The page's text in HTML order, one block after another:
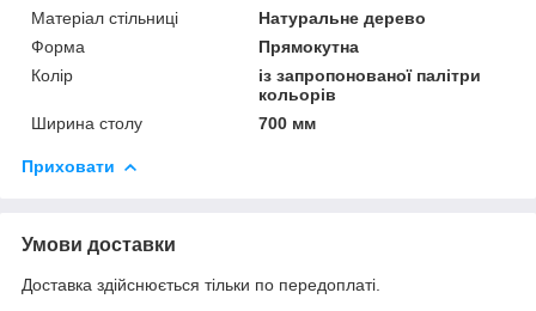
Матеріал стільниці
Натуральне дерево
Форма
Прямокутна
Колір
із запропонованої палітри
кольорів
Ширина столу
700 мм
Приховати
Умови доставки
Доставка здійснюється тільки по передоплаті.